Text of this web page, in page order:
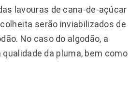
lavouras de cana-de-açúcar
serão inviabilizados de
No caso do algodão, a
da pluma, bem como